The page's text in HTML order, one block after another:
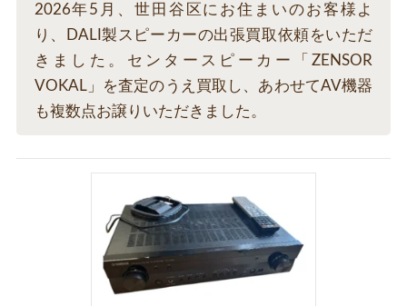
2026年5月、世田谷区にお住まいのお客様よ
り、DALI製スピーカーの出張買取依頼をいただ
きました。センタースピーカー「ZENSOR
VOKAL」を査定のうえ買取し、あわせてAV機器
も複数点お譲りいただきました。